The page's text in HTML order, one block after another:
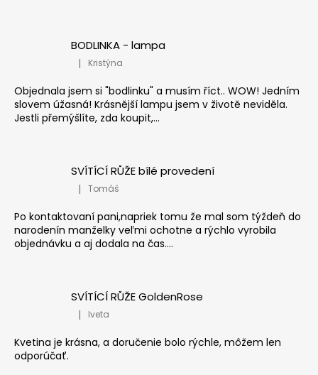
BODLINKA - lampa
Hodnocení produktu je 5 z 5 hvězdiček.
| Kristýna
Objednala jsem si "bodlinku" a musím říct.. WOW! Jedním
slovem úžasná! Krásnější lampu jsem v životě neviděla.
Jestli přemýšlíte, zda koupit,...
SVÍTÍCÍ RŮŽE bílé provedení
Hodnocení produktu je 5 z 5 hvězdiček.
| Tomáš
Po kontaktovaní pani,napriek tomu že mal som týždeň do
narodenín manželky veľmi ochotne a rýchlo vyrobila
objednávku a aj dodala na čas....
SVÍTÍCÍ RŮŽE GoldenRose
Hodnocení produktu je 5 z 5 hvězdiček.
| Iveta
Kvetina je krásna, a doručenie bolo rýchle, môžem len
odporúčať.